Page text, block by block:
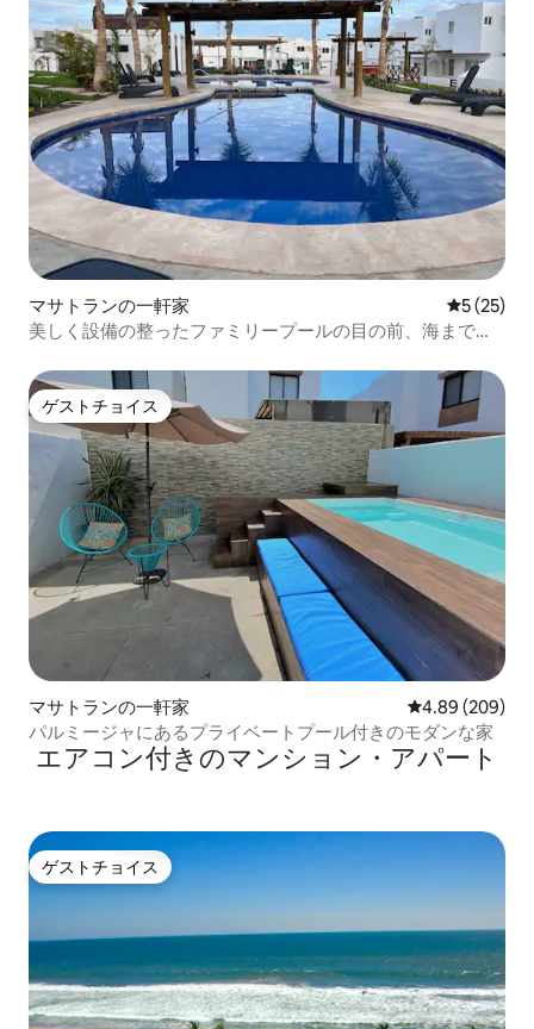
マサトランの一軒家 レビュー
5 (25)
美しく設備の整ったファミリープールの目の前、海まで
ゲストチョイス
ゲストチョイス
マサトランの一軒家 レビュー209
4.89 (209)
パルミージャにあるプライベートプール付きのモダンな家
エアコン付きのマンション・アパート
ゲストチョイス
ゲストチョイス